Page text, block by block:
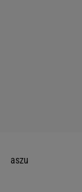
aszu